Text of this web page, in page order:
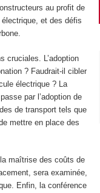
au profit de
et des défis
cruciales. L’adoption
? Faudrait-il cibler
électrique ? La
par l’adoption de
de transport tels que
mettre en place des
maîtrise des coûts de
sera examinée,
Enfin, la conférence